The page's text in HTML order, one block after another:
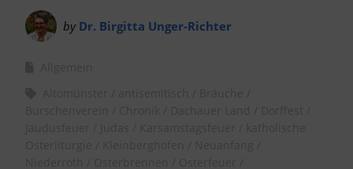
by Dr. Birgitta Unger-Richter